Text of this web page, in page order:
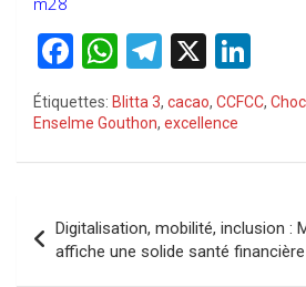
F
a
ce
b
o
k
W
h
at
s
p
p
T
e
gr
m
X
n
ke
dI
Étiquettes: Blitta 3, cacao, CCFCC,
Enselme Gouthon, excellence
de
Digitalisation, mobilité, inclusion :
affiche une solide santé financière